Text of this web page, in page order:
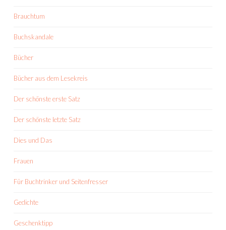
Brauchtum
Buchskandale
Bücher
Bücher aus dem Lesekreis
Der schönste erste Satz
Der schönste letzte Satz
Dies und Das
Frauen
Für Buchtrinker und Seitenfresser
Gedichte
Geschenktipp